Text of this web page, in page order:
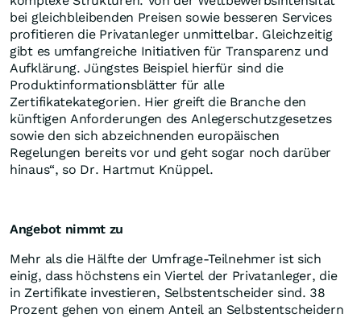
bei gleichbleibenden Preisen sowie besseren Services
profitieren die Privatanleger unmittelbar. Gleichzeitig
gibt es umfangreiche Initiativen für Transparenz und
Aufklärung. Jüngstes Beispiel hierfür sind die
Produktinformationsblätter für alle
Zertifikatekategorien. Hier greift die Branche den
künftigen Anforderungen des Anlegerschutzgesetzes
sowie den sich abzeichnenden europäischen
Regelungen bereits vor und geht sogar noch darüber
hinaus“, so Dr. Hartmut Knüppel.
Angebot nimmt zu
Mehr als die Hälfte der Umfrage-Teilnehmer ist sich
einig, dass höchstens ein Viertel der Privatanleger, die
in Zertifikate investieren, Selbstentscheider sind. 38
Prozent gehen von einem Anteil an Selbstentscheidern